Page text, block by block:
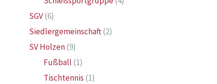
SGV(6)
Siedlergemeinschaft(2)
SV Holzen(9)
Fußball (1)
Tischtennis (1)